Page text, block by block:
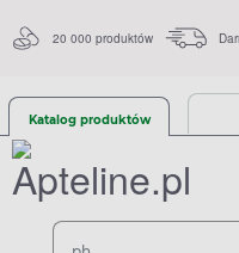
20 000 produktów
Katalog produktów